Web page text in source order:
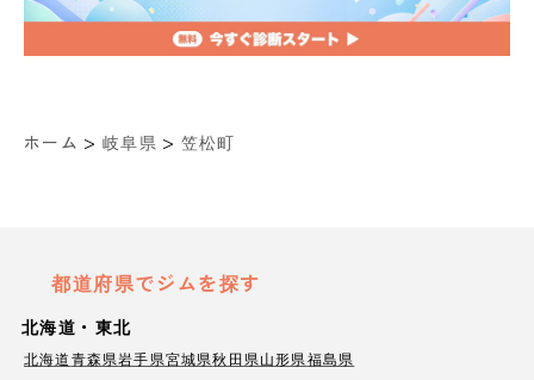
ホーム > 岐阜県 > 笠松町
都道府県でジムを探す
北海道・東北
北海道青森県岩手県宮城県秋田県山形県福島県